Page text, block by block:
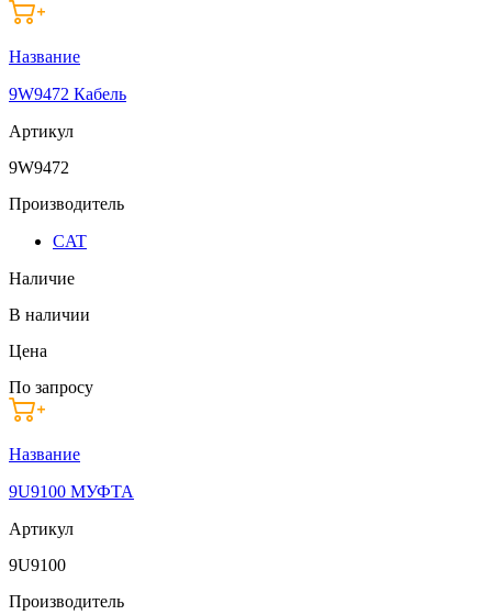
Название
9W9472 Кабель
Артикул
9W9472
Производитель
CAT
Наличие
В наличии
Цена
По запросу
Название
9U9100 МУФТА
Артикул
9U9100
Производитель